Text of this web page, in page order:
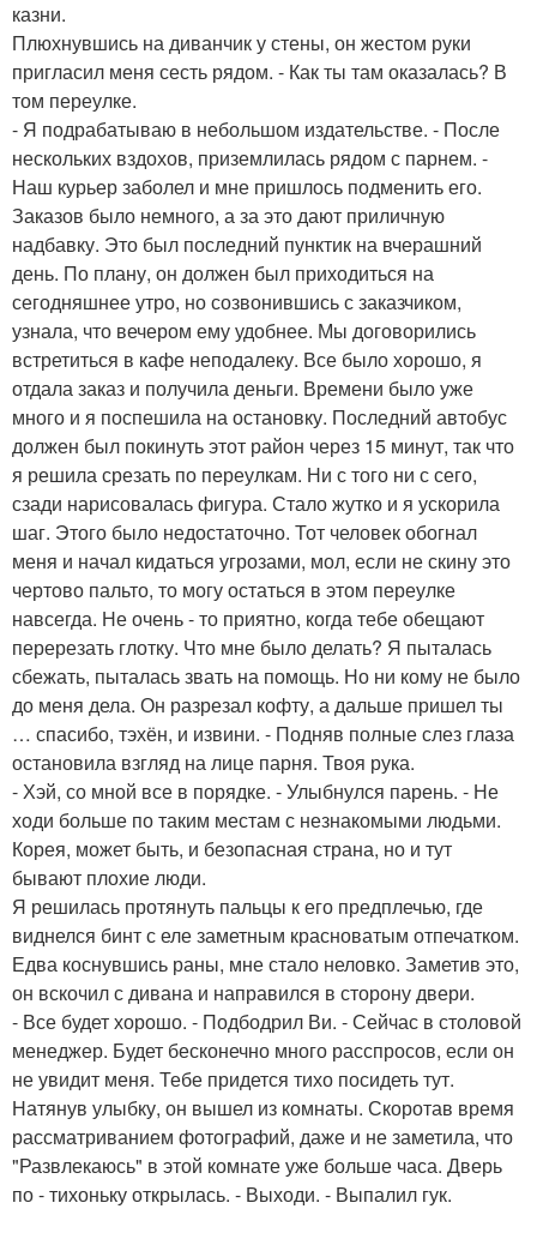
казни.
Плюхнувшись на диванчик у стены, он жестом руки
пригласил меня сесть рядом. - Как ты там оказалась? В
том переулке.
- Я подрабатываю в небольшом издательстве. - После
нескольких вздохов, приземлилась рядом с парнем. -
Наш курьер заболел и мне пришлось подменить его.
Заказов было немного, а за это дают приличную
надбавку. Это был последний пунктик на вчерашний
день. По плану, он должен был приходиться на
сегодняшнее утро, но созвонившись с заказчиком,
узнала, что вечером ему удобнее. Мы договорились
встретиться в кафе неподалеку. Все было хорошо, я
отдала заказ и получила деньги. Времени было уже
много и я поспешила на остановку. Последний автобус
должен был покинуть этот район через 15 минут, так что
я решила срезать по переулкам. Ни с того ни с сего,
сзади нарисовалась фигура. Стало жутко и я ускорила
шаг. Этого было недостаточно. Тот человек обогнал
меня и начал кидаться угрозами, мол, если не скину это
чертово пальто, то могу остаться в этом переулке
навсегда. Не очень - то приятно, когда тебе обещают
перерезать глотку. Что мне было делать? Я пыталась
сбежать, пыталась звать на помощь. Но ни кому не было
до меня дела. Он разрезал кофту, а дальше пришел ты
… спасибо, тэхён, и извини. - Подняв полные слез глаза
остановила взгляд на лице парня. Твоя рука.
- Хэй, со мной все в порядке. - Улыбнулся парень. - Не
ходи больше по таким местам с незнакомыми людьми.
Корея, может быть, и безопасная страна, но и тут
бывают плохие люди.
Я решилась протянуть пальцы к его предплечью, где
виднелся бинт с еле заметным красноватым отпечатком.
Едва коснувшись раны, мне стало неловко. Заметив это,
он вскочил с дивана и направился в сторону двери.
- Все будет хорошо. - Подбодрил Ви. - Сейчас в столовой
менеджер. Будет бесконечно много расспросов, если он
не увидит меня. Тебе придется тихо посидеть тут.
Натянув улыбку, он вышел из комнаты. Скоротав время
рассматриванием фотографий, даже и не заметила, что
"Развлекаюсь" в этой комнате уже больше часа. Дверь
по - тихоньку открылась. - Выходи. - Выпалил гук.